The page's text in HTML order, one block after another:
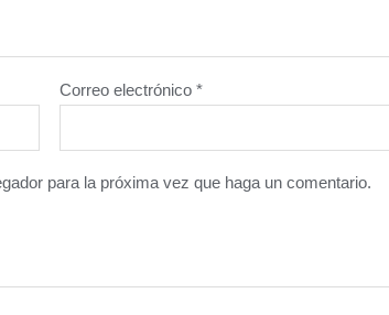
Correo electrónico*
para la próxima vez que haga un comentario.